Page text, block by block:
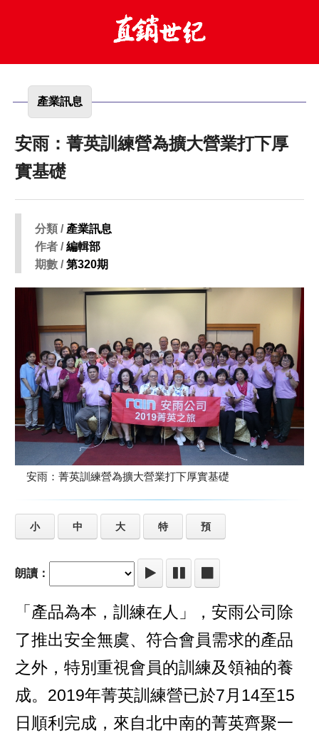
產業訊息
安雨：菁英訓練營為擴大營業打下厚
實基礎
分類 / 產業訊息
作者 /編輯部
期數 /第320期
安雨：菁英訓練營為擴大營業打下厚實基礎
小 中 大 特 預
朗讀：
「產品為本，訓練在人」，安雨公司除
了推出安全無虞、符合會員需求的產品
之外，特別重視會員的訓練及領袖的養
成。2019年菁英訓練營已於7月14至15
日順利完成，來自北中南的菁英齊聚一